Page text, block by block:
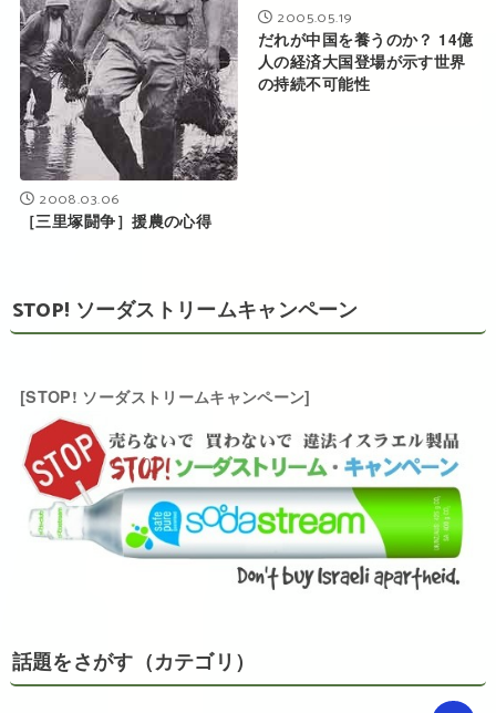
2008.03.06
［三里塚闘争］援農の心得
2005.05.19
だれが中国を養うのか？ 14億
人の経済大国登場が示す世界
の持続不可能性
STOP! ソーダストリームキャンペーン
[STOP! ソーダストリームキャンペーン]
話題をさがす（カテゴリ）